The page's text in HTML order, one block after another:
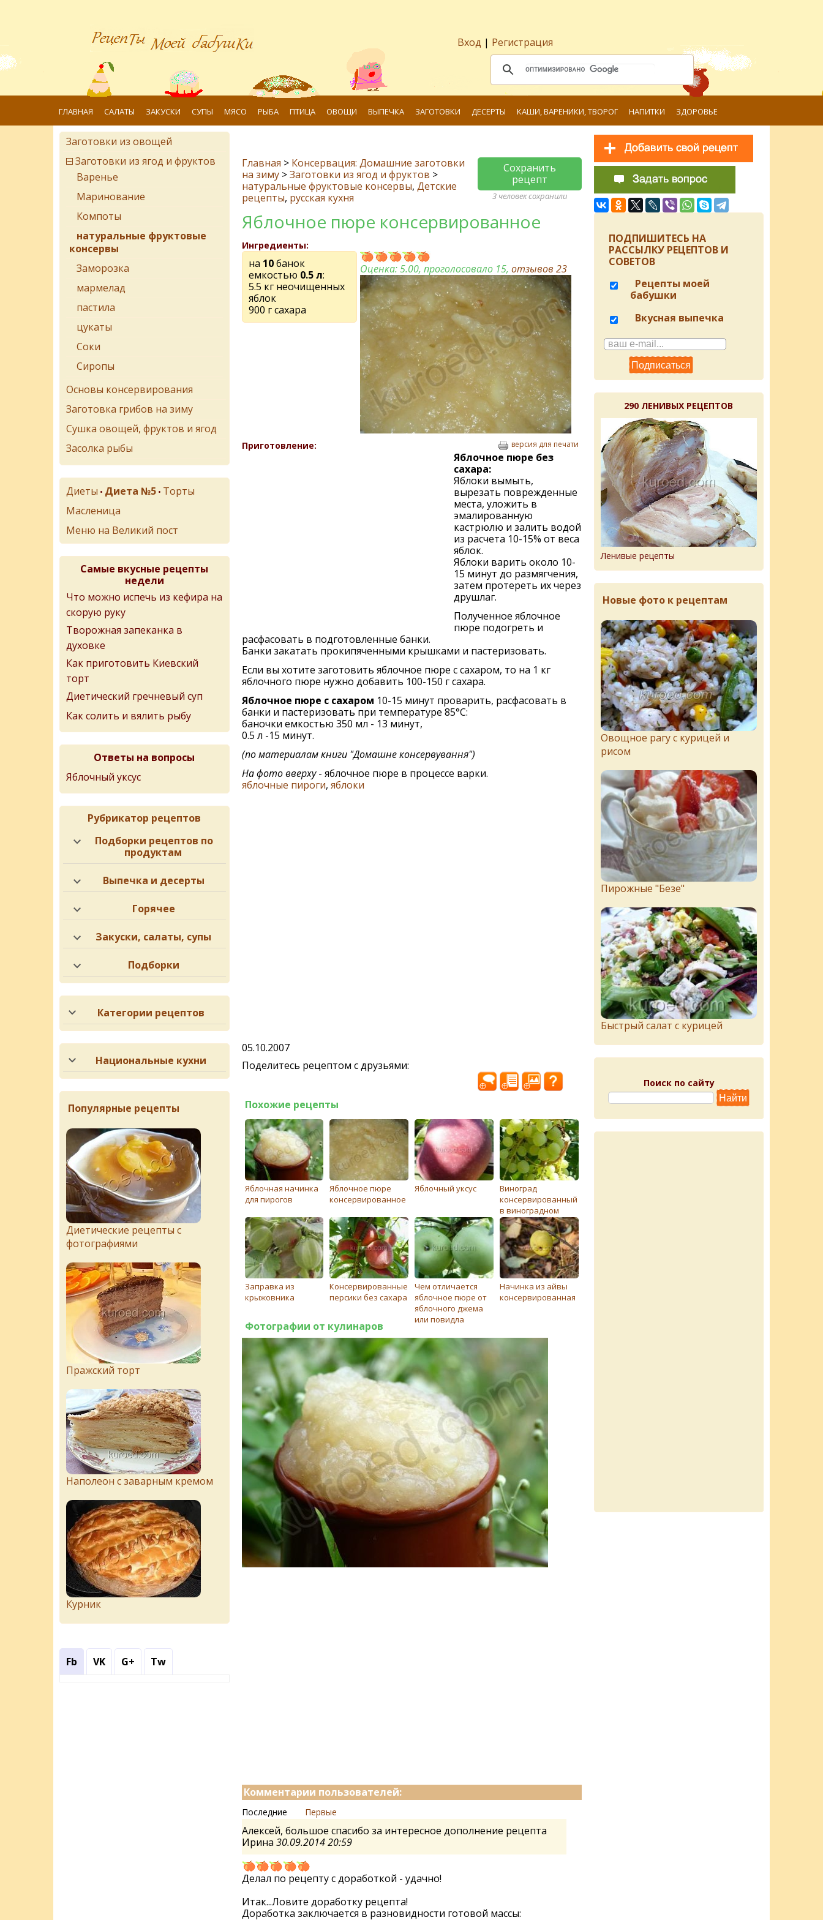
Вход | Регистрация
ГЛАВНАЯ САЛАТЫ ЗАКУСКИ СУПЫ МЯСО РЫБА ПТИЦА ОВОЩИ ВЫПЕЧКА ЗАГОТОВКИ ДЕСЕРТЫ КАШИ, ВАРЕНИКИ, ТВОРОГ НАПИТКИ ЗДОРОВЬЕ
Главная > Консервация: Домашние заготовки
на зиму>Заготовки из ягод и фруктов >
натуральные фруктовые консервы, Детские
рецепты, русская кухня
Сохранить
рецепт
3 человек сохранили
Яблочное пюре консервированное
Ингредиенты:
на 10банок
емкостью 0.5 л:
5.5 кг неочищенных
яблок
900 г сахара
Оценка:5.00, проголосовало 15,отзывов23
Приготовление: версия для печати
Яблочное пюре без
сахара:
Яблоки вымыть,
вырезать поврежденные
места, уложить в
эмалированную
кастрюлю и залить водой
из расчета 10-15% от веса
яблок.
Яблоки варить около 10-
15 минут до размягчения,
затем протереть их через
друшлаг.
Полученное яблочное
пюре подогреть и
расфасовать в подготовленные банки.
Банки закатать прокипяченными крышками и пастеризовать.
Если вы хотите заготовить яблочное пюре с сахаром, то на 1 кг
яблочного пюре нужно добавить 100-150 г сахара.
Яблочное пюре с сахаром 10-15 минут проварить, расфасовать в
банки и пастеризовать при температуре 85°C:
баночки емкостью 350 мл - 13 минут,
0.5 л -15 минут.
(по материалам книги "Домашне консервування")
На фото вверху- яблочное пюре в процессе варки.
яблочные пироги, яблоки
05.10.2007
Поделитесь рецептом с друзьями:
Похожие рецепты
Яблочная начинка
для пирогов
Яблочное пюре
консервированное
Яблочный уксус
Виноград
консервированный
в виноградном
соке
Заправка из
крыжовника
Консервированные
персики без сахара
Чем отличается
яблочное пюре от
яблочного джема
или повидла
Начинка из айвы
консервированная
Фотографии от кулинаров
Комментарии пользователей:
Последние Первые
Алексей, большое спасибо за интересное дополнение рецепта
Ирина 30.09.2014 20:59
Делал по рецепту с доработкой - удачно!
Итак...Ловите доработку рецепта!
Доработка заключается в разновидности готовой массы:
Заготовки из овощей
Заготовки из ягод и фруктов
Варенье
Маринование
Компоты
натуральные фруктовые
консервы
Заморозка
мармелад
пастила
цукаты
Соки
Сиропы
Основы консервирования
Заготовка грибов на зиму
Сушка овощей, фруктов и ягод
Засолка рыбы
Диеты • Диета №5 • Торты
Масленица
Меню на Великий пост
Самые вкусные рецепты
недели
Что можно испечь из кефира на
скорую руку
Творожная запеканка в
духовке
Как приготовить Киевский
торт
Диетический гречневый суп
Как солить и вялить рыбу
Ответы на вопросы
Яблочный уксус
Рубрикатор рецептов
Подборки рецептов по
продуктам
Выпечка и десерты
Горячее
Закуски, салаты, супы
Подборки
Категории рецептов
Национальные кухни
Популярные рецепты
Диетические рецепты с
фотографиями
Пражский торт
Наполеон с заварным кремом
Курник
Fb VK G+ Tw
ПОДПИШИТЕСЬ НА
РАССЫЛКУ РЕЦЕПТОВ И
СОВЕТОВ
Рецепты моей
бабушки
Вкусная выпечка
290 ЛЕНИВЫХ РЕЦЕПТОВ
Ленивые рецепты
Новые фото к рецептам
Овощное рагу с курицей и
рисом
Пирожныe "Бeзe"
Быстрый салат с курицей
Поиск по сайту